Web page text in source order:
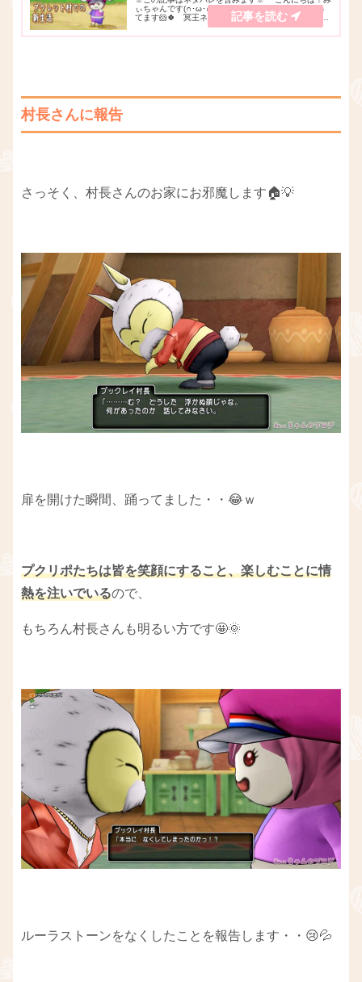
ぃちゃんです(∩･ω･∩)♪YouTubeでゲーム実況をやっ
てます🐹🍀 冥王ネルゲルの手によって、エテーネの
村をボロボロにされてしまった前回。弟のまろん🌰は
どこかへ消えてしまい、シンイやアバ...
村長さんに報告
さっそく、村長さんのお家にお邪魔します🏠💡
扉を開けた瞬間、踊ってました・・😂ｗ
プクリポたちは皆を笑顔にすること、楽しむことに情
熱を注いでいるので、
もちろん村長さんも明るい方です🤩🌞
ルーラストーンをなくしたことを報告します・・😢💦